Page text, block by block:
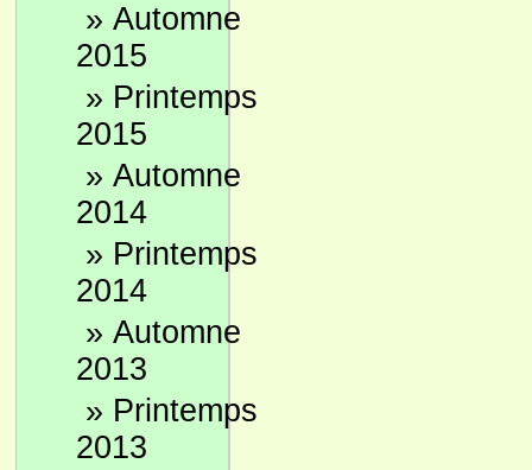
» Automne
2015
» Printemps
2015
» Automne
2014
» Printemps
2014
» Automne
2013
» Printemps
2013